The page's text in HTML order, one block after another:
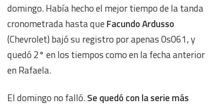
domingo. Había hecho el mejor tiempo de la tanda
cronometrada hasta queFacundo Ardusso
(Chevrolet) bajó su registro por apenas 0s061, y
quedó 2° en los tiempos como en la fecha anterior
en Rafaela.
El domingo no falló.Se quedó con la serie más